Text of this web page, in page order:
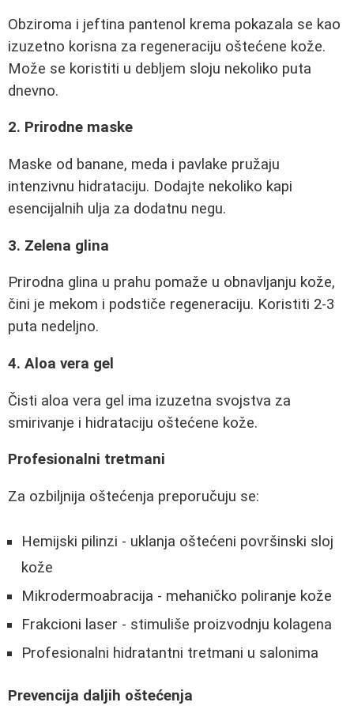
Obziroma i jeftina pantenol krema pokazala se kao
izuzetno korisna za regeneraciju oštećene kože.
Može se koristiti u debljem sloju nekoliko puta
dnevno.
2. Prirodne maske
Maske od banane, meda i pavlake pružaju
intenzivnu hidrataciju. Dodajte nekoliko kapi
esencijalnih ulja za dodatnu negu.
3. Zelena glina
Prirodna glina u prahu pomaže u obnavljanju kože,
čini je mekom i podstiče regeneraciju. Koristiti 2-3
puta nedeljno.
4. Aloa vera gel
Čisti aloa vera gel ima izuzetna svojstva za
smirivanje i hidrataciju oštećene kože.
Profesionalni tretmani
Za ozbiljnija oštećenja preporučuju se:
Hemijski pilinzi - uklanja oštećeni površinski sloj
kože
Mikrodermoabracija - mehaničko poliranje kože
Frakcioni laser - stimuliše proizvodnju kolagena
Profesionalni hidratantni tretmani u salonima
Prevencija daljih oštećenja